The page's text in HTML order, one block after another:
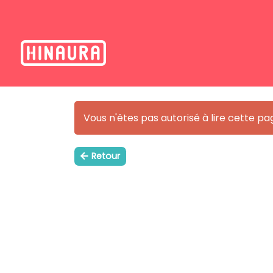
Vous n'êtes pas autorisé à lire cette
Retour